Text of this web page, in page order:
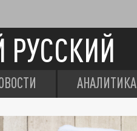
РУССКИЙ
АНАЛИТИКА